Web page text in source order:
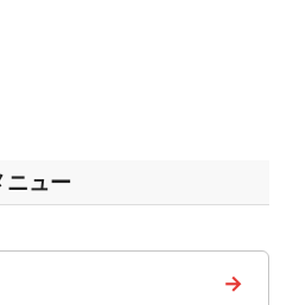
ニュー
→